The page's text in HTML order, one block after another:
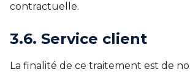
contractuelle.
3.6. Service client
La finalité de ce traitement est de